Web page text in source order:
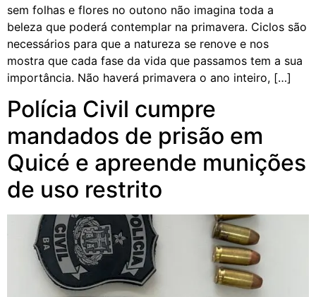
sem folhas e flores no outono não imagina toda a
beleza que poderá contemplar na primavera. Ciclos são
necessários para que a natureza se renove e nos
mostra que cada fase da vida que passamos tem a sua
importância. Não haverá primavera o ano inteiro, […]
Polícia Civil cumpre
mandados de prisão em
Quicé e apreende munições
de uso restrito